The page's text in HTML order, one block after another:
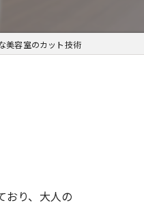
美容室のカット技術
おり、大人の